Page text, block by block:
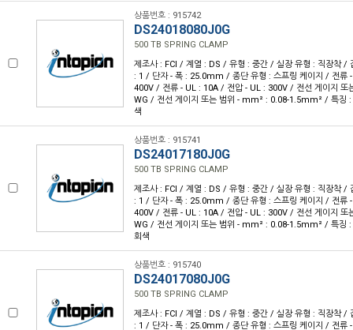
상품번호 : 915742
DS24018080J0G
500 TB SPRING CLAMP
제조사 : FCI / 계열 : DS / 유형 : 중간 / 실장 유형 : 직장착 /
: 1 / 단자 - 폭 : 25.0mm / 종단 유형 : 스프링 케이지 / 전류
400V / 전류 - UL : 10A / 전압 - UL : 300V / 전선 게이지 또
WG / 전선 게이지 또는 범위 - mm² : 0.08-1.5mm² / 특징 :
색
상품번호 : 915741
DS24017180J0G
500 TB SPRING CLAMP
제조사 : FCI / 계열 : DS / 유형 : 중간 / 실장 유형 : 직장착 /
: 1 / 단자 - 폭 : 25.0mm / 종단 유형 : 스프링 케이지 / 전류
400V / 전류 - UL : 10A / 전압 - UL : 300V / 전선 게이지 또
WG / 전선 게이지 또는 범위 - mm² : 0.08-1.5mm² / 특징 :
회색
상품번호 : 915740
DS24017080J0G
500 TB SPRING CLAMP
제조사 : FCI / 계열 : DS / 유형 : 중간 / 실장 유형 : 직장착 /
: 1 / 단자 - 폭 : 25.0mm / 종단 유형 : 스프링 케이지 / 전류